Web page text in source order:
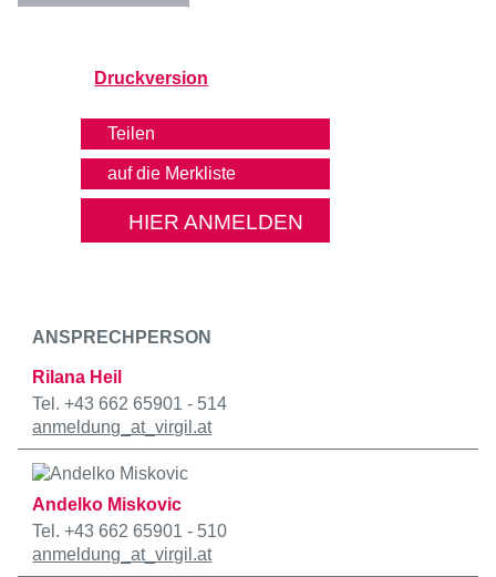
Druckversion
Teilen
HIER ANMELDEN
ANSPRECHPERSON
Rilana Heil
Tel. +43 662 65901 - 514
anmeldung _at_virgil.at
Andelko Miskovic
Tel. +43 662 65901 - 510
anmeldung _at_virgil.at